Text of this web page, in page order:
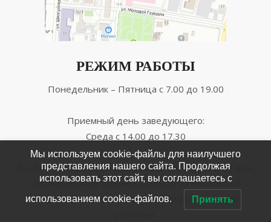
РЕЖИМ РАБОТЫ
Понедельник – Пятница с 7.00 до 19.00
Приемный день заведующего:
Среда с 14.00 до 17.30
В субботу и воскресенье, а также в праздничные дни,
установленные законодательством Российской
Федерации, образовательное учреждение не
Мы используем cookie-файлы для наилучшего
представления нашего сайта. Продолжая
использовать этот сайт, вы соглашаетесь с
использованием cookie-файлов. Принять